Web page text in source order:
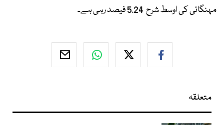
مہنگائی کی اوسط شرح 5.24 فیصد رہی ہے۔
متعلقہ